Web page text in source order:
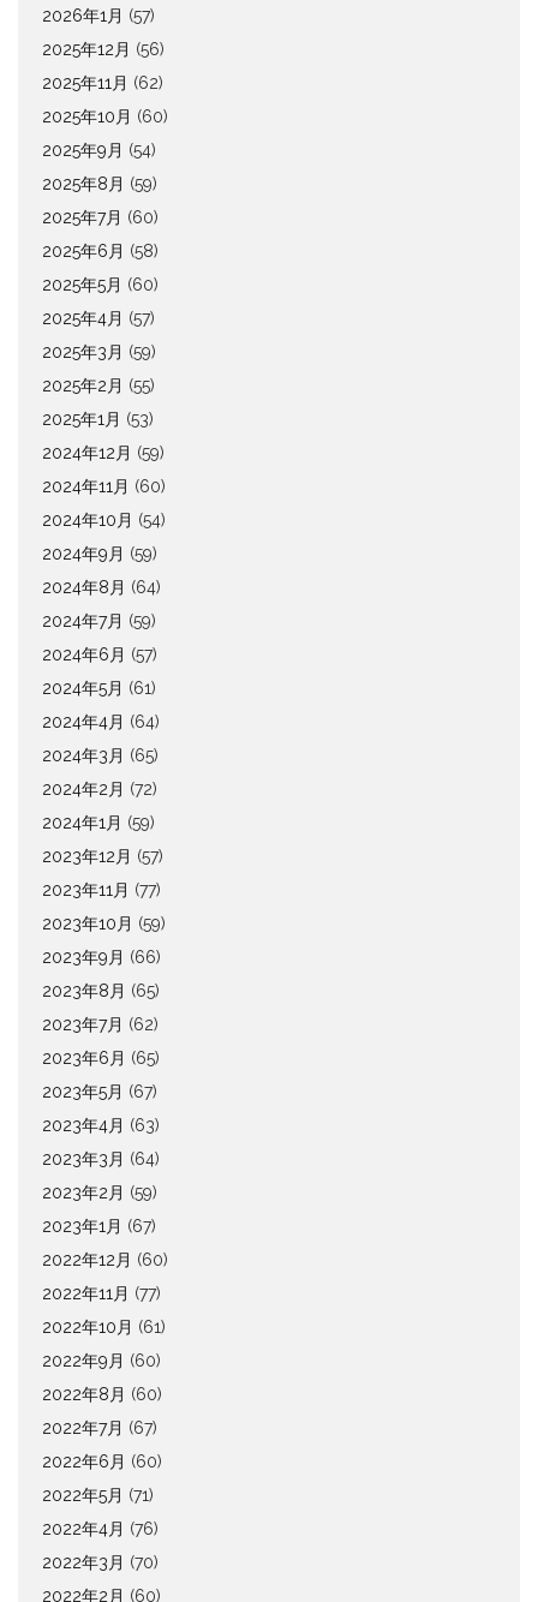
2026年1月 (57)
2025年12月 (56)
2025年11月 (62)
2025年10月 (60)
2025年9月 (54)
2025年8月 (59)
2025年7月 (60)
2025年6月 (58)
2025年5月 (60)
2025年4月 (57)
2025年3月 (59)
2025年2月 (55)
2025年1月 (53)
2024年12月 (59)
2024年11月 (60)
2024年10月 (54)
2024年9月 (59)
2024年8月 (64)
2024年7月 (59)
2024年6月 (57)
2024年5月 (61)
2024年4月 (64)
2024年3月 (65)
2024年2月 (72)
2024年1月 (59)
2023年12月 (57)
2023年11月 (77)
2023年10月 (59)
2023年9月 (66)
2023年8月 (65)
2023年7月 (62)
2023年6月 (65)
2023年5月 (67)
2023年4月 (63)
2023年3月 (64)
2023年2月 (59)
2023年1月 (67)
2022年12月 (60)
2022年11月 (77)
2022年10月 (61)
2022年9月 (60)
2022年8月 (60)
2022年7月 (67)
2022年6月 (60)
2022年5月 (71)
2022年4月 (76)
2022年3月 (70)
2022年2月 (60)